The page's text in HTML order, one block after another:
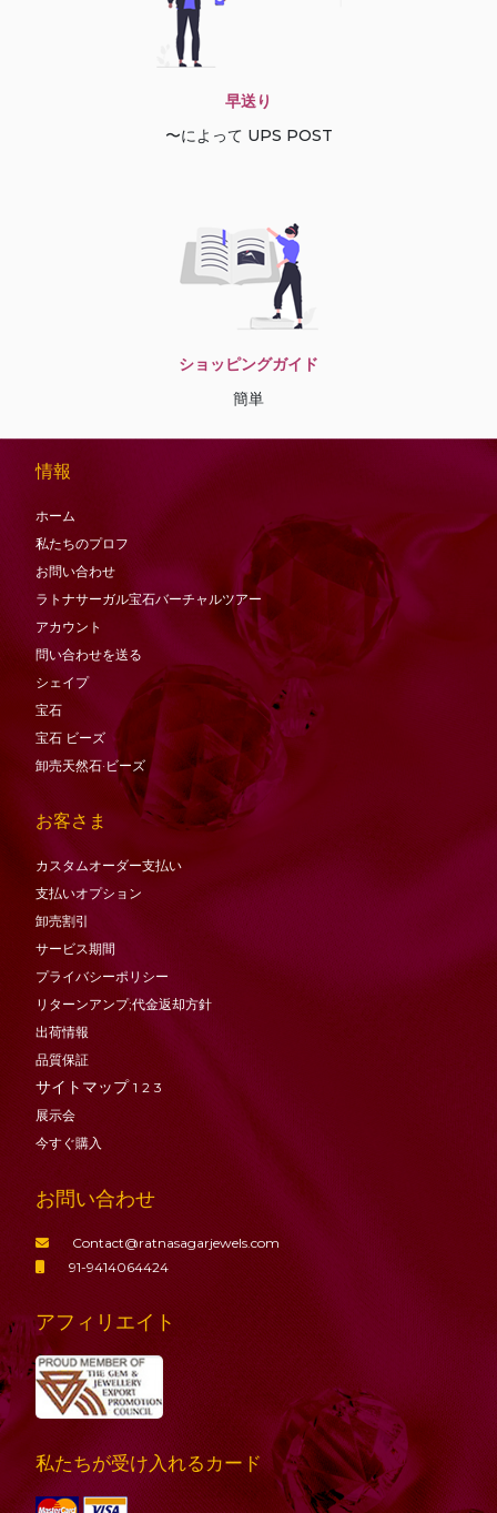
早送り
〜によって UPS POST
ショッピングガイド
簡単
情報
ホーム
私たちのプロフ
お問い合わせ
ラトナサーガル宝石バーチャ​​ルツアー
アカウント
問い合わせを送る
シェイプ
宝石
宝石 ビーズ
卸売天然石·ビーズ
お客さま
カスタムオーダー支払い
支払いオプション
卸売割引
サービス期間
プライバシーポリシー
リターンアンプ;代金返却方針
出荷情報
品質保証
サイトマップ 1 2 3
展示会
今すぐ購入
お問い合わせ
Contact@ratnasagarjewels.com
91-9414064424
アフィリエイト
私たちが受け入れるカード